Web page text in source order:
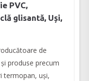
PVC,
glisantă, Uși,
de
produse precum
termopan, uşi,